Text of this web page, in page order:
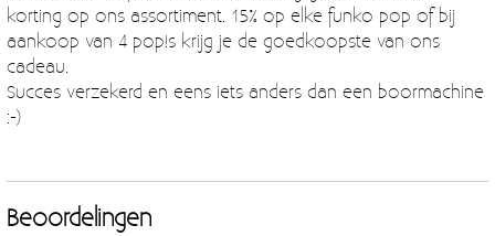
Blog
korting op ons assortiment. 15% op elke funko pop of bij
aankoop van 4 pop!s krijg je de goedkoopste van ons
cadeau.
Succes verzekerd en eens iets anders dan een boormachine
:-)
Beoordelingen